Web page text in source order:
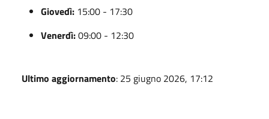
Giovedì: 15:00 - 17:30
Venerdì:09:00 - 12:30
Ultimo aggiornamento: 25 giugno 2026, 17:12